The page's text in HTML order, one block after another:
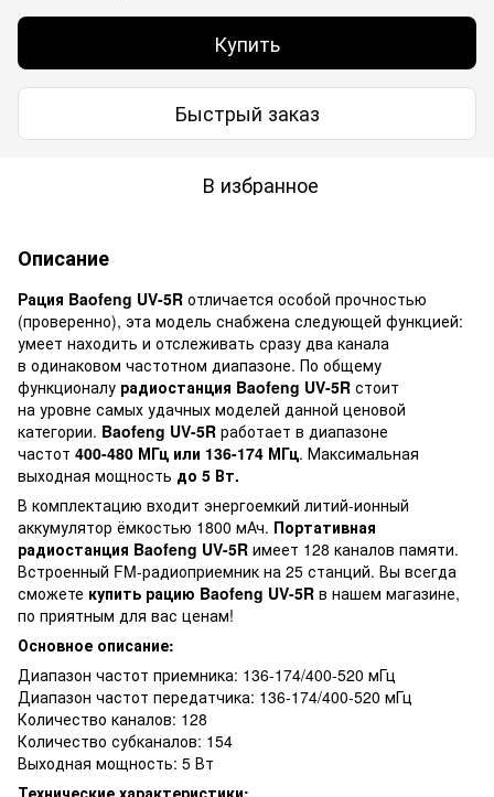
Купить
Быстрый заказ
В избранное
Описание
Рация Baofeng UV-5R отличается особой прочностью
(проверенно), эта модель снабжена следующей функцией:
умеет находить и отслеживать сразу два канала
в одинаковом частотном диапазоне. По общему
функционалу радиостанция Baofeng UV-5R стоит
на уровне самых удачных моделей данной ценовой
категории. Baofeng UV-5R работает в диапазоне
частот 400-480 МГц или 136-174 МГц. Максимальная
выходная мощность до 5 Вт.
В комплектацию входит энергоемкий литий-ионный
аккумулятор ёмкостью 1800 мАч. Портативная
радиостанция Baofeng UV-5R имеет 128 каналов памяти.
Встроенный FM-радиоприемник на 25 станций. Вы всегда
сможете купить рацию Baofeng UV-5R в нашем магазине,
по приятным для вас ценам!
Основное описание:
Диапазон частот приемника: 136-174/400-520 мГц
Диапазон частот передатчика: 136-174/400-520 мГц
Количество каналов: 128
Количество субканалов: 154
Выходная мощность: 5 Вт
Технические характеристики: